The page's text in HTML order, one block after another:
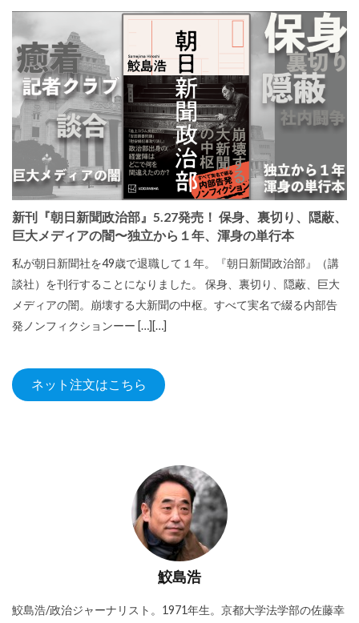
新刊『朝日新聞政治部』5.27発売！ 保身、裏切り、隠蔽、
巨大メディアの闇〜独立から１年、渾身の単行本
私が朝日新聞社を49歳で退職して１年。『朝日新聞政治部』（講
談社）を刊行することになりました。 保身、裏切り、隠蔽、巨大
メディアの闇。崩壊する大新聞の中枢。すべて実名で綴る内部告
発ノンフィクションーー […][…]
ネット注文はこちら
鮫島浩
鮫島浩/政治ジャーナリスト。1971年生。京都大学法学部の佐藤幸